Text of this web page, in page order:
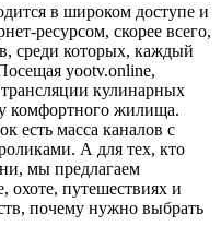
в широком доступе и
ресурсом, скорее всего,
среди которых, каждый
yootv.online,
кулинарных
комфортного жилища.
есть масса каналов с
А для тех, кто
мы предлагаем
путешествиях и
почему нужно выбрать